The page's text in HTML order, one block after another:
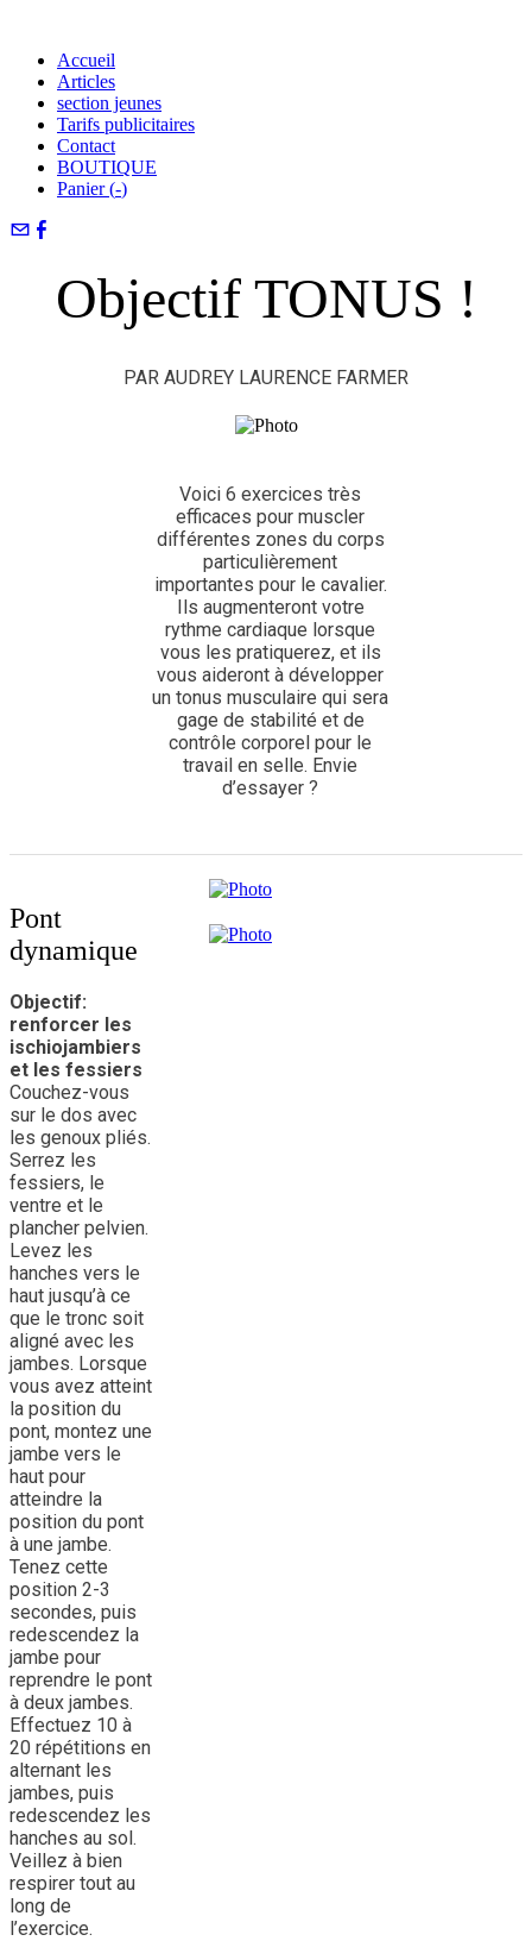
Accueil
Articles
section jeunes
Tarifs publicitaires
Contact
BOUTIQUE
Panier (-)
Objectif TONUS !
PAR AUDREY LAURENCE FARMER
Voici 6 exercices très
efficaces pour muscler
différentes zones du corps
particulièrement
importantes pour le cavalier.
Ils augmenteront votre
rythme cardiaque lorsque
vous les pratiquerez, et ils
vous aideront à développer
un tonus musculaire qui sera
gage de stabilité et de
contrôle corporel pour le
travail en selle. Envie
d’essayer ?
Pont
dynamique
Objectif:
renforcer les
ischiojambiers
et les fessiers
Couchez-vous
sur le dos avec
les genoux pliés.
Serrez les
fessiers, le
ventre et le
plancher pelvien.
Levez les
hanches vers le
haut jusqu’à ce
que le tronc soit
aligné avec les
jambes. Lorsque
vous avez atteint
la position du
pont, montez une
jambe vers le
haut pour
atteindre la
position du pont
à une jambe.
Tenez cette
position 2-3
secondes, puis
redescendez la
jambe pour
reprendre le pont
à deux jambes.
Effectuez 10 à
20 répétitions en
alternant les
jambes, puis
redescendez les
hanches au sol.
Veillez à bien
respirer tout au
long de
l’exercice.